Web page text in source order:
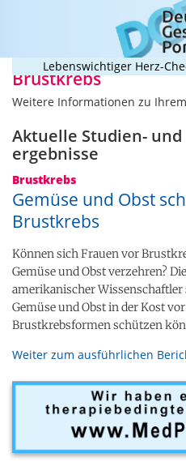
Lebenswichtiger Herz-Check:
Brustkrebs
Weitere Informationen zu
Aktuelle Studien-
ergebnisse
Brustkrebs
Gemüse und Obst
Brustkrebs
Können sich Frauen vor
Gemüse und Obst verzehren?
amerikanischer Wissenschaftler
Gemüse und Obst in der Kost
Brustkrebsformen schützen
Weiter zum ausführlichen